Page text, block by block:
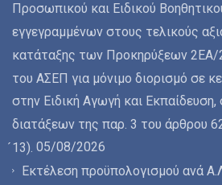
Προσωπικού και Ειδικού
εγγεγραμμένων στους τελικούς
κατάταξης των Προκηρύξεων 2ΕΑ/
του ΑΣΕΠ για μόνιμο διορισμό σε
στην Ειδική Αγωγή και
διατάξεων της παρ. 3 του άρθρου
́13). 05/08/2026
Εκτέλεση προϋπολογισμού ανά